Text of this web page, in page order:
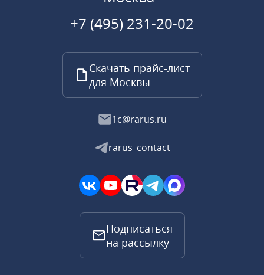
+7 (495) 231-20-02
Скачать прайс-лист
для Москвы
1c@rarus.ru
rarus_contact
Подписаться
на рассылку